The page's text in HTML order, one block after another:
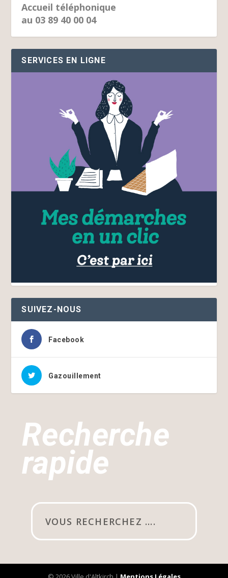
Accueil téléphonique
au 03 89 40 00 04
SERVICES EN LIGNE
SUIVEZ-NOUS
Facebook
Gazouillement
Recherche
rapide